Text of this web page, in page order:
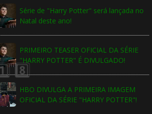
Série de "Harry Potter" será lançada no
Natal deste ano!
PRIMEIRO TEASER OFICIAL DA SÉRIE
"HARRY POTTER" É DIVULGADO!
HBO DIVULGA A PRIMEIRA IMAGEM
OFICIAL DA SÉRIE "HARRY POTTER"!